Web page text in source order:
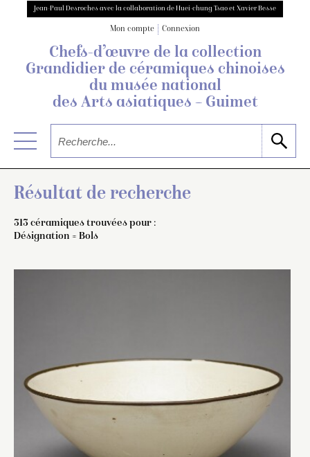
Jean-Paul Desroches avec la collaboration de Huei-chung Tsao et Xavier Besse
Mon compte Connexion
Chefs-d’œuvre de la collection
Grandidierde céramiques chinoises
du musée national
des Arts asiatiques – Guimet
Résultat de recherche
313 céramiques trouvées pour :
Désignation = Bols